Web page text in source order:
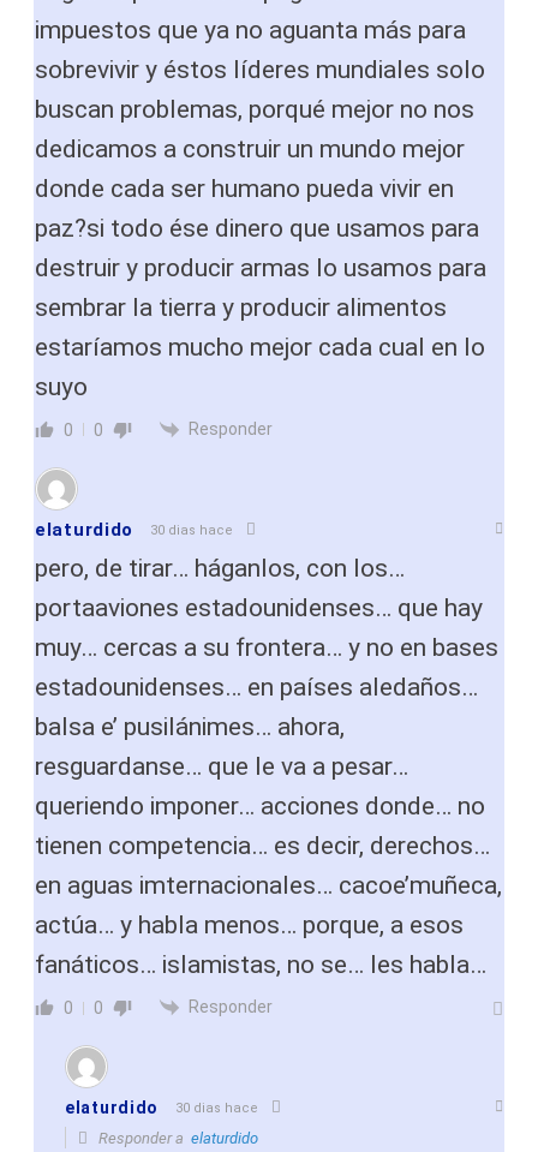
impuestos que ya no aguanta más para
sobrevivir y éstos líderes mundiales solo
buscan problemas, porqué mejor no nos
dedicamos a construir un mundo mejor
donde cada ser humano pueda vivir en
paz?si todo ése dinero que usamos para
destruir y producir armas lo usamos para
sembrar la tierra y producir alimentos
estaríamos mucho mejor cada cual en lo
suyo
0 0 Responder
elaturdido 30 dias hace
pero, de tirar… háganlos, con los…
portaaviones estadounidenses… que hay
muy… cercas a su frontera… y no en bases
estadounidenses… en países aledaños…
balsa e’ pusilánimes… ahora,
resguardanse… que le va a pesar…
queriendo imponer… acciones donde… no
tienen competencia… es decir, derechos…
en aguas imternacionales… cacoe’muñeca,
actúa… y habla menos… porque, a esos
fanáticos… islamistas, no se… les habla…
0 0 Responder
elaturdido 30 dias hace
Responder a elaturdido